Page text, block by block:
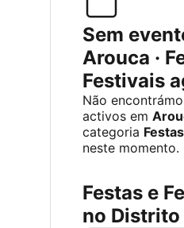
Sem
Arouca ·
Festivais
Não
activos em
categoria
neste momento.
Festas e
no Distrito